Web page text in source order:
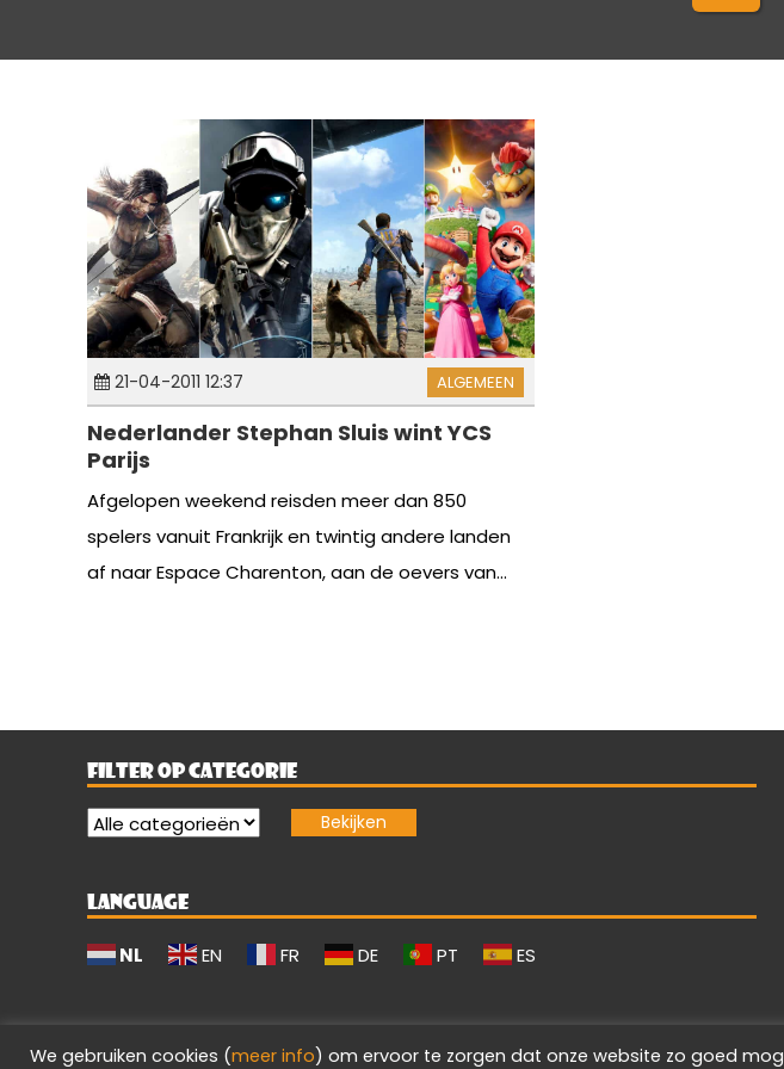
21-04-2011 12:37 ALGEMEEN
Nederlander Stephan Sluis wint YCS
Parijs
Afgelopen weekend reisden meer dan 850
spelers vanuit Frankrijk en twintig andere landen
af naar Espace Charenton, aan de oevers van...
FILTER OP CATEGORIE
LANGUAGE
NL EN FR DE PT ES
We gebruiken cookies (meer info) om ervoor te zorgen dat onze website zo goed